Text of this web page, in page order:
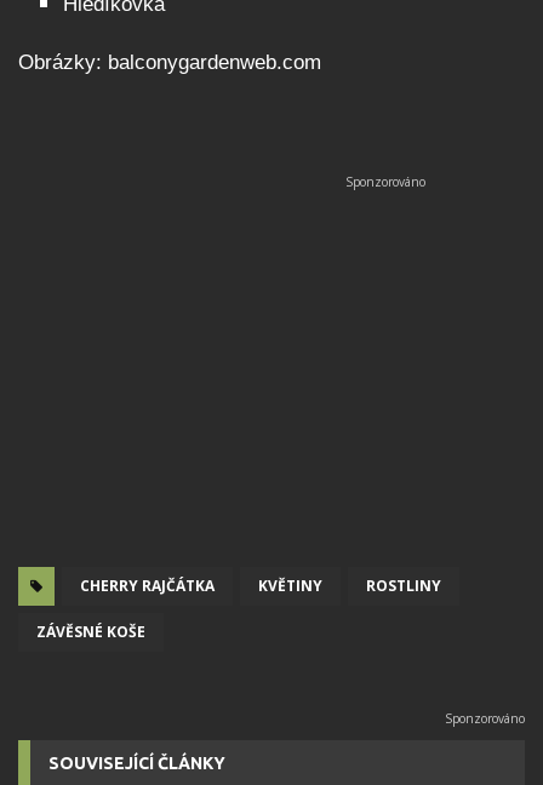
Obrázky: balconygardenweb.com
CHERRY RAJČÁTKA KVĚTINY ROSTLINY
ZÁVĚSNÉ KOŠE
SOUVISEJÍCÍ ČLÁNKY